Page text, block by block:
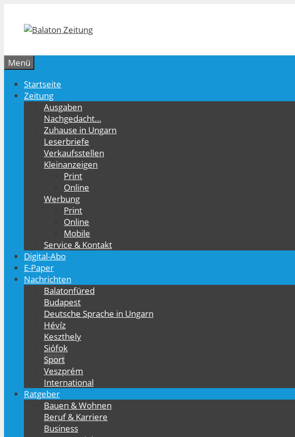
springen
Menü
Startseite
Zeitung
Ausgaben
Nachgedacht…
Zuhause in Ungarn
Leserbriefe
Verkaufsstellen
Kleinanzeigen
Print
Online
Werbung
Print
Online
Mobile
Service & Kontakt
Digital-Abo
E-Paper
Nachrichten
Balatonfüred
Budapest
Deutsche Sprache in Ungarn
Hévíz
Keszthely
Siófok
Sport
Veszprém
International
Ratgeber
Bauen & Wohnen
Beruf & Karriere
Business